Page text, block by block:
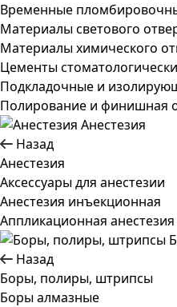
Временные
Материалы светового
Материалы химического
Цементы
Подкладочные и
Полирование и финишная
Анестезия
Назад
Анестезия
Аксессуары для анестезии
Анестезия инъекционная
Аппликационная анестезия
Назад
Боры, полиры, штрипсы
Боры алмазные